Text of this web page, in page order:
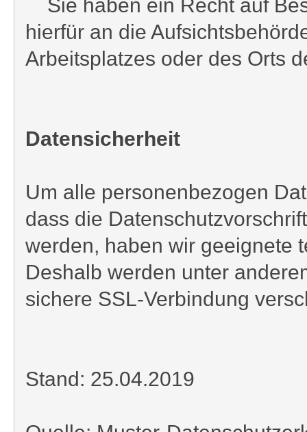
hierfür an die
Arbeitsplatzes oder des Orts
Datensicherheit
Um alle personenbezogen
dass die
werden, haben wir geeignete
Deshalb werden unter
sichere SSL-Verbindung
Stand: 25.04.2019